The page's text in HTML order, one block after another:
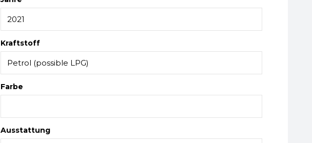
Kraftstoff
Farbe
Ausstattung